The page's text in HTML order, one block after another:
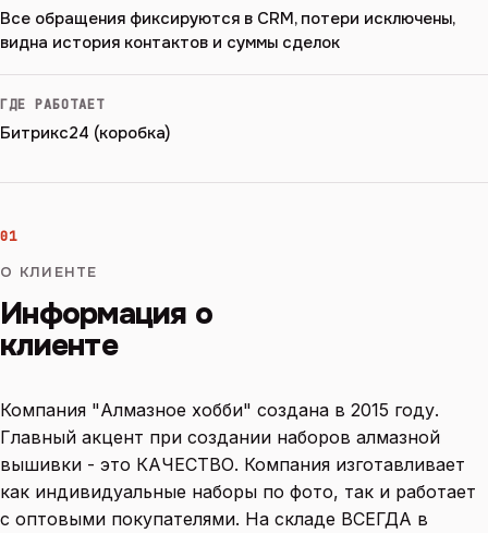
Все обращения фиксируются в CRM, потери исключены,
видна история контактов и суммы сделок
ГДЕ РАБОТАЕТ
Битрикс24 (коробка)
01
О КЛИЕНТЕ
Информация о
клиенте
Компания "Алмазное хобби" создана в 2015 году.
Главный акцент при создании наборов алмазной
вышивки - это КАЧЕСТВО. Компания изготавливает
как индивидуальные наборы по фото, так и работает
с оптовыми покупателями. На складе ВСЕГДА в